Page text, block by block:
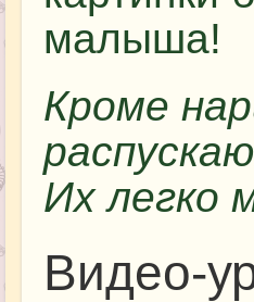
малыша!
Кроме
Их легко
Видео-